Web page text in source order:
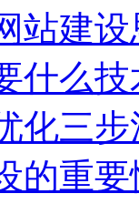
站建设
什么技
化三步
的重要